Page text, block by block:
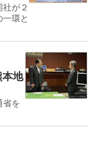
が２
環と
地
省を